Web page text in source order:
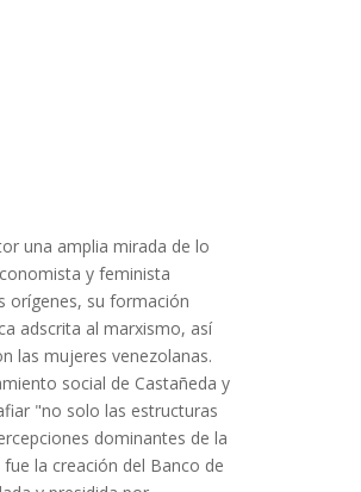
una amplia mirada de lo
y feminista
orígenes, su formación
adscrita al marxismo, así
las mujeres venezolanas.
social de Castañeda y
"no solo las estructuras
dominantes de la
la creación del Banco de